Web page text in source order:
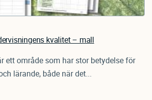
kvalitet – mall
ett område som har stor betydelse för
lärande, både när det...